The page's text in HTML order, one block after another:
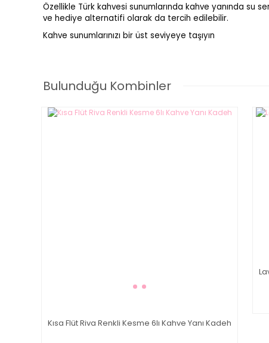
Özellikle Türk kahvesi sunumlarında kahve yanında su
ve hediye alternatifi olarak da tercih edilebilir.
Kahve sunumlarınızı bir üst seviyeye taşıyın
Bulunduğu Kombinler
Kısa Flüt Riva Renkli Kesme 6lı Kahve Yanı Kadeh